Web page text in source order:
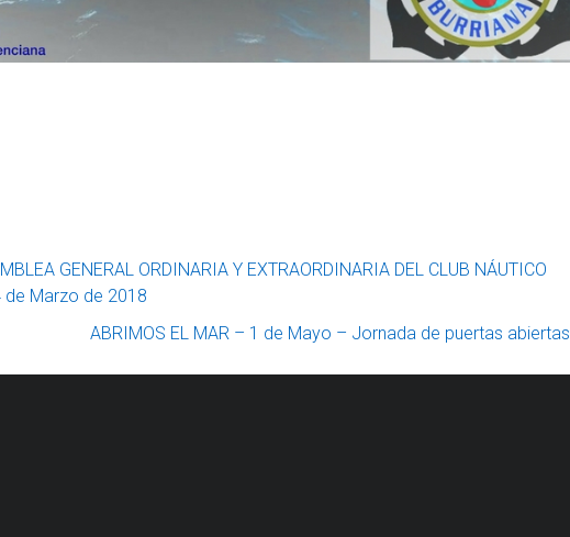
GENERAL ORDINARIA Y EXTRAORDINARIA DEL CLUB NÁUTICO
de Marzo de 2018
ABRIMOS EL MAR – 1 de Mayo – Jornada de puertas abiertas